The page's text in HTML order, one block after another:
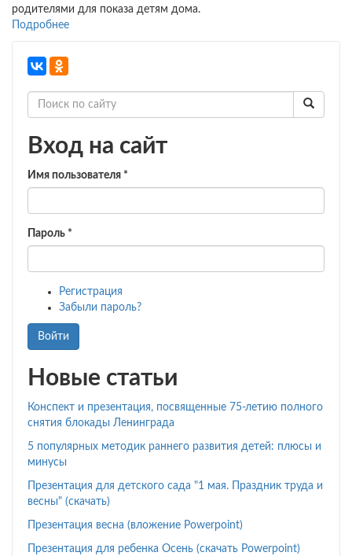
родителями для показа детям дома.
Подробнее
Презентация
чувств
человека»
Вход на сайт
Имя пользователя *
Пароль *
Регистрация
Забыли пароль?
Войти
Новые статьи
Конспект и презентация, посвященные 75-летию полного
снятия блокады Ленинграда
5 популярных методик раннего развития детей: плюсы и
минусы
Презентация для детского сада "1 мая. Праздник труда и
весны" (скачать)
Презентация весна (вложение Powerpoint)
Презентация для ребенка Осень (скачать Powerpoint)